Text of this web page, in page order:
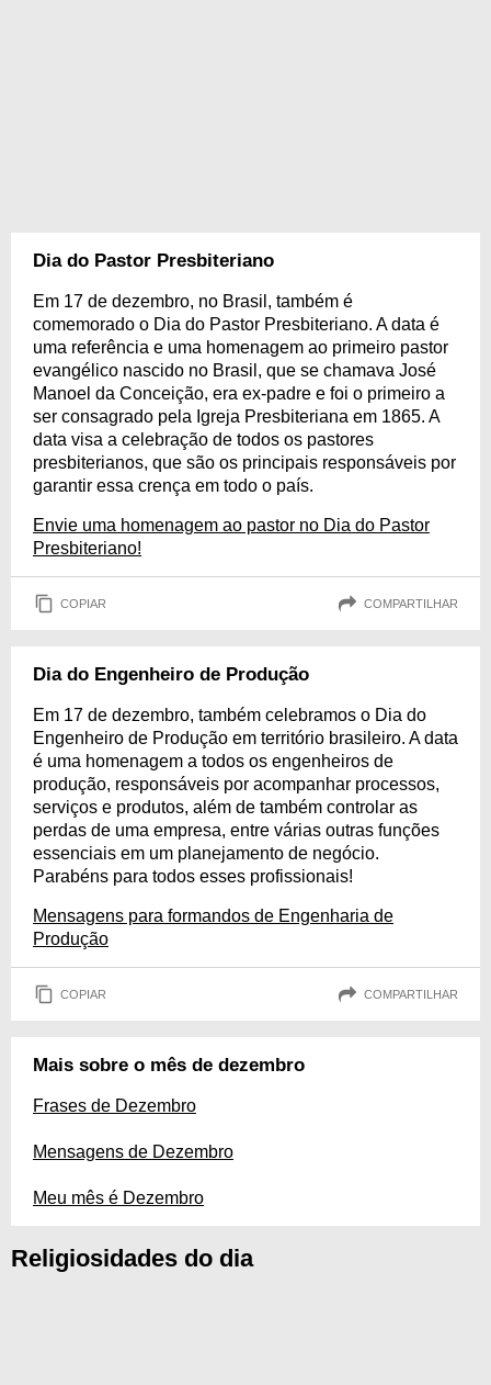
Dia do Pastor Presbiteriano
Em 17 de dezembro, no Brasil, também é
comemorado o Dia do Pastor Presbiteriano. A data é
uma referência e uma homenagem ao primeiro pastor
evangélico nascido no Brasil, que se chamava José
Manoel da Conceição, era ex-padre e foi o primeiro a
ser consagrado pela Igreja Presbiteriana em 1865. A
data visa a celebração de todos os pastores
presbiterianos, que são os principais responsáveis por
garantir essa crença em todo o país.
Envie uma homenagem ao pastor no Dia do Pastor
Presbiteriano!
COPIAR COMPARTILHAR
Dia do Engenheiro de Produção
Em 17 de dezembro, também celebramos o Dia do
Engenheiro de Produção em território brasileiro. A data
é uma homenagem a todos os engenheiros de
produção, responsáveis por acompanhar processos,
serviços e produtos, além de também controlar as
perdas de uma empresa, entre várias outras funções
essenciais em um planejamento de negócio.
Parabéns para todos esses profissionais!
Mensagens para formandos de Engenharia de
Produção
COPIAR COMPARTILHAR
Mais sobre o mês de dezembro
Frases de Dezembro
Mensagens de Dezembro
Meu mês é Dezembro
Religiosidades do dia